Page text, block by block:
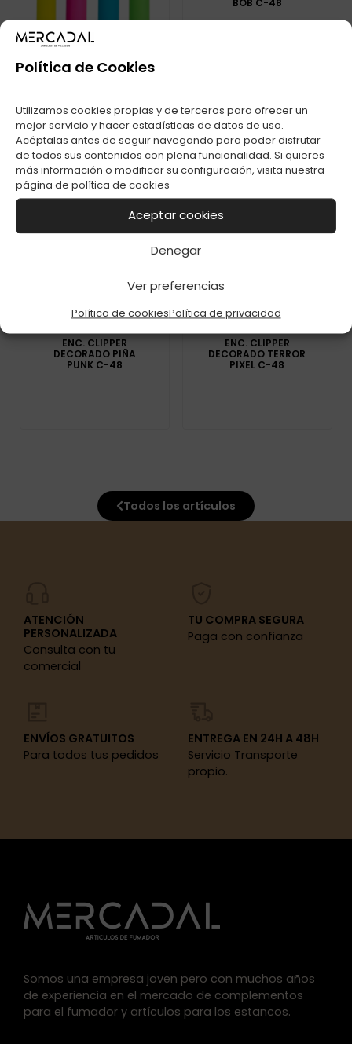
Política de Cookies
Utilizamos cookies propias y de terceros para ofrecer un
mejor servicio y hacer estadísticas de datos de uso.
Acéptalas antes de seguir navegando para poder disfrutar
de todos sus contenidos con plena funcionalidad. Si quieres
más información o modificar su configuración, visita nuestra
página de política de cookies
Aceptar cookies
Denegar
Ver preferencias
Política de cookiesPolítica de privacidad
ENC. RASTA
RECARGABLE
BUBBLE GUM C-48
ENC. CLIPPER
DECORADO PIÑA
PUNK C-48
ENC. CLIPPER
DECORADO TERROR
PIXEL C-48
Todos los artículos
ATENCIÓN
PERSONALIZADA
Consulta con tu
comercial
TU COMPRA SEGURA
Paga con confianza
ENVÍOS GRATUITOS
Para todos tus pedidos
ENTREGA EN 24H A 48H
Servicio Transporte
propio.
Somos una empresa joven pero con muchos años
de experiencia en el mercado de complementos
para el fumador y artículos para los estancos.